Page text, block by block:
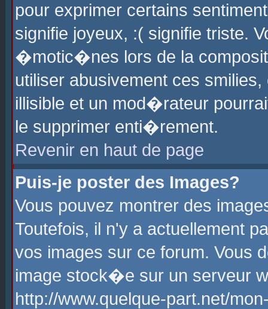
pour exprimer certains
signifie joyeux, :( signifie triste.
�motic�nes lors de la
utiliser abusivement ces
illisible et un mod�rateur
le supprimer enti�rement.
Revenir en haut de page
Puis-je poster des Images?
Vous pouvez montrer des
Toutefois, il n'y a actuellement
vos images sur ce forum. Vous
image stock�e sur un serveur
http://www.quelque-part.net/